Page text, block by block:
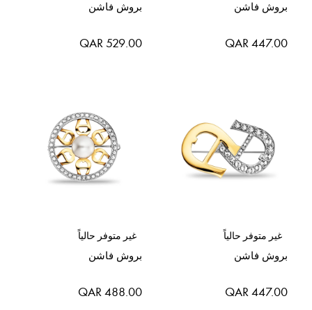
بروش فاشن
QAR 447.00
بروش فاشن
QAR 529.00
غير متوفر حالياً
بروش فاشن
QAR 447.00
غير متوفر حالياً
بروش فاشن
QAR 488.00